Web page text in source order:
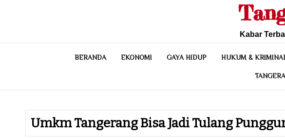
Kabar
BERANDA EKONOMI GAYA HIDUP HUKUM &
Umkm Tangerang Bisa Jadi Tulang